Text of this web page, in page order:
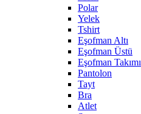
Polar
Yelek
Tshirt
Eşofman Altı
Eşofman Üstü
Eşofman Takımı
Pantolon
Tayt
Bra
Atlet